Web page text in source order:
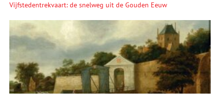
Vijfstedentrekvaart: de snelweg uit de Gouden Eeuw